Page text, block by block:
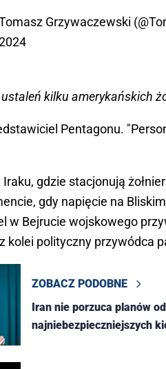
Grzywaczewski
kilku amerykańskich
Pentagonu.
gdzie stacjonują
gdy napięcie na
w Bejrucie wojskowego
kolei polityczny przywódca
ZOBACZ PODOBNE
Iran nie porzuca planów
najniebezpieczniejszych